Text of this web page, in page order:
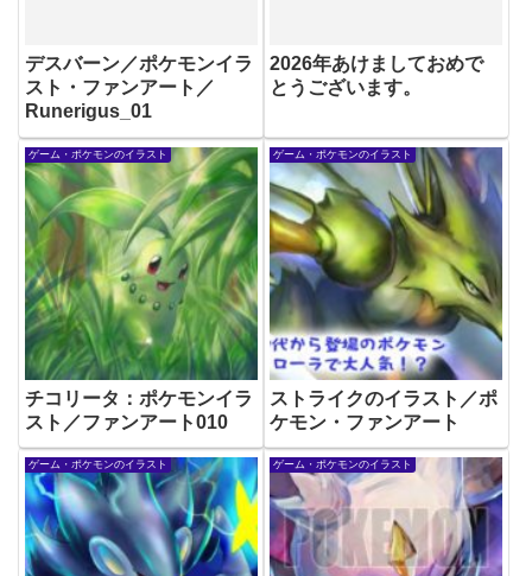
デスバーン／ポケモンイラ
スト・ファンアート／
Runerigus_01
2026年あけましておめで
とうございます。
ゲーム・ポケモンのイラスト
チコリータ：ポケモンイラ
スト／ファンアート010
ゲーム・ポケモンのイラスト
ストライクのイラスト／ポ
ケモン・ファンアート
ゲーム・ポケモンのイラスト ゲーム・ポケモンのイラスト